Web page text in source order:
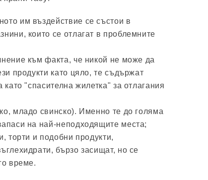
им въздействие се състои в
които се отлагат в проблемните
към факта, че никой не може да
продукти като цяло, те съдържат
като "спасителна жилетка" за отлагания
младо свинско). Именно те до голяма
на най-неподходящите места;
торти и подобни продукти,
бързо засищат, но се
време.